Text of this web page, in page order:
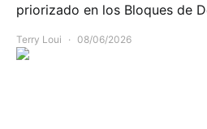
priorizado en los Bloques de
Terry Loui 08/06/2026